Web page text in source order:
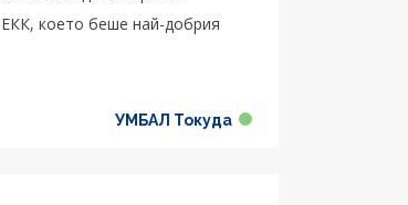
което беше най-добрия
УМБАЛ Токуда